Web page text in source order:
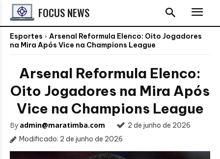
FOCUS NEWS
Esportes
Arsenal Reformula Elenco: Oito Jogadores
na Mira Após Vice na Champions League
Arsenal Reformula Elenco:
Oito Jogadores na Mira Após
Vice na Champions League
By admin@maratimba.com
2 de junho de 2026
Modificado: 2 de junho de 2026